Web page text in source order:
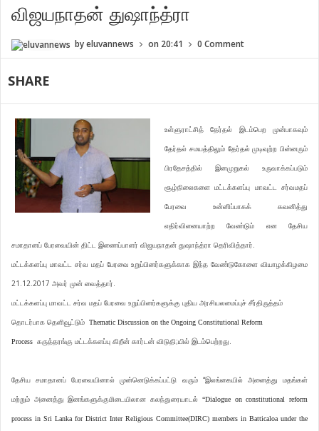
விஜயநாதன் துஷாந்த்ரா
byeluvannews on 20:41 0 Comment
SHARE
உள்ளுராட்சித் தேர்தல் இடம்பெற முன்பாகவும்
தேர்தல் சமயத்திலும் தேர்தல் முடிவுற்ற பின்னரும்
பிரதேசத்தில் இனமுறுகல் உருவாக்கப்படும்
சூழ்நிலைகளை மட்டக்களப்பு மாவட்ட சர்வமதப்
பேரவை உன்னிப்பாகக் கவனித்து
எதிர்வினையாற்ற வேண்டும் என தேசிய
சமாதானப் பேரவையின் திட்ட இணைப்பாளர் விஜயநாதன் துஷாந்த்ரா தெரிவித்தார்.
மட்டக்களப்பு மாவட்ட சர்வ மதப் பேரவை உறுப்பினர்களுக்காக இந்த வேண்டுகோளை வியாழக்கிழமை
21.12.2017 அவர் முன் வைத்தார்.
மட்டக்களப்பு மாவட்ட சர்வ மதப் பேரவை உறுப்பினர்களுக்கு புதிய அரசியலமைப்புச் சீர்திருத்தம்
தொடர்பாக தெளிவூட்டும்Thematic Discussion on the Ongoing Constitutional Reform
Process கருத்தரங்கு மட்டக்களப்பு கிறீன் கார்டன் விடுதி;யில் இடம்பெற்றது.
தேசிய சமாதானப் பேரவையினால் முன்னெடுக்கப்பட்டு வரும் “இலங்கையில் அனைத்து மதங்கள்
மற்றும் அனைத்து இனங்களுக்குமிடையிலான கலந்துரையாடல்
“Dialogue on constitutional reform
process in Sri Lanka for District Inter Religious Committee(DIRC) members in Batticaloa under the